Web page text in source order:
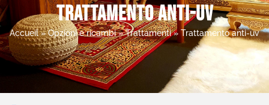
Trattamento anti-uv
Accueil»Opzioni e ricambi»Trattamenti» Trattamento anti-uv